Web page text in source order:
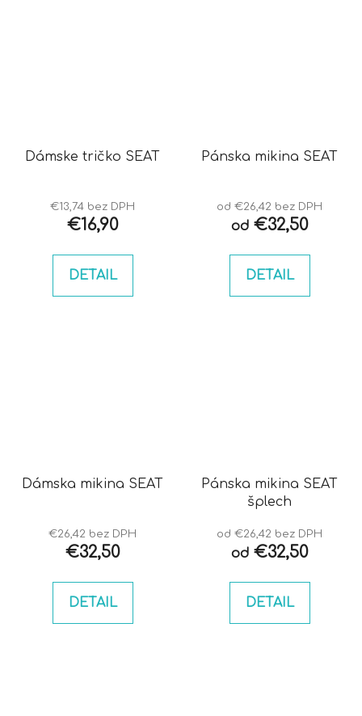
Dámske tričko SEAT
€13,74 bez DPH
€16,90
DETAIL
Pánska mikina SEAT
od €26,42 bez DPH
od€32,50
DETAIL
Dámska mikina SEAT
€26,42 bez DPH
€32,50
DETAIL
Pánska mikina SEAT
šplech
od €26,42 bez DPH
od€32,50
DETAIL